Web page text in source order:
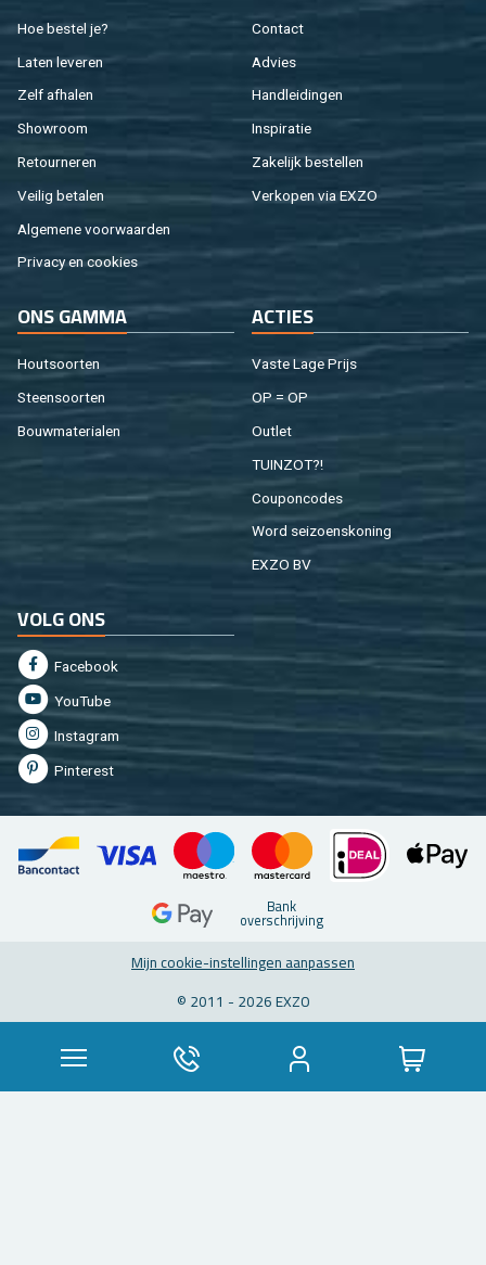
Hoe be­stel je?
Laten le­ve­ren
Zelf af­ha­len
Show­room
Re­tour­ne­ren
Vei­lig be­ta­len
Al­ge­me­ne voor­waar­den
Pri­va­cy en coo­kies
Con­tact
Ad­vies
Hand­lei­din­gen
In­spi­ra­tie
Za­ke­lijk be­stel­len
Ver­ko­pen via EXZO
ONS GAMMA
Hout­soor­ten
Steen­soor­ten
Bouw­ma­te­ri­a­len
AC­TIES
Vaste Lage Prijs
OP = OP
Out­let
TUIN­ZOT?!
Cou­pon­co­des
Word sei­zoens­ko­ning
EXZO BV
VOLG ONS
Fa­cebook
You­Tu­be
In­st­agram
Pin­te­rest
Bank
over­schrij­ving
Mijn coo­kie-in­stel­lin­gen aan­pas­sen
© 2011 - 2026 EXZO